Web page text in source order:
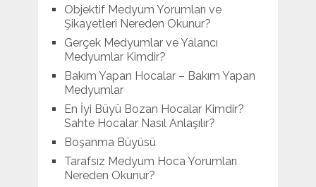
Objektif Medyum Yorumları ve
Şikayetleri Nereden Okunur?
Gerçek Medyumlar ve Yalancı
Medyumlar Kimdir?
Bakım Yapan Hocalar – Bakım Yapan
Medyumlar
En İyi Büyü Bozan Hocalar Kimdir?
Sahte Hocalar Nasıl Anlaşılır?
Boşanma Büyüsü
Tarafsız Medyum Hoca Yorumları
Nereden Okunur?